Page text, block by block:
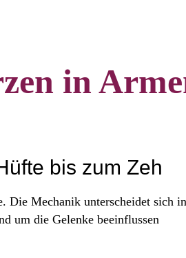
in
bis zum Zeh
Die Mechanik unterscheidet sich in
um die Gelenke beeinflussen